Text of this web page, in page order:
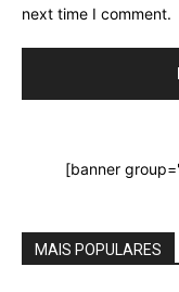
next time I comment.
[banner
MAIS POPULARES